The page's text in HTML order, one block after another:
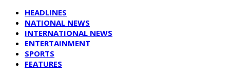
HEADLINES
NATIONAL NEWS
INTERNATIONAL NEWS
ENTERTAINMENT
SPORTS
FEATURES